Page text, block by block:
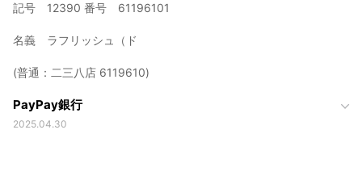
記号 12390 番号 61196101
名義 ラフリッシュ（ド
(普通：二三八店 6119610)
PayPay銀行
2025.04.30